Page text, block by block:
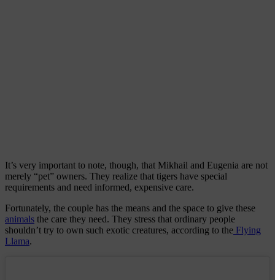
It’s very important to note, though, that Mikhail and Eugenia are not
merely “pet” owners. They realize that tigers have special
requirements and need informed, expensive care.
Fortunately, the couple has the means and the space to give these
animals the care they need. They stress that ordinary people
shouldn’t try to own such exotic creatures, according to the Flying
Llama.